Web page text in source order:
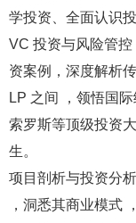
学投资、全面认识
VC 投资与风险管
资案例，深度解析
LP 之间 ，领悟国
索罗斯等顶级投资
生。
项目剖析与投资分
，洞悉其商业模式